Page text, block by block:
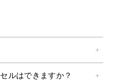
＋
ルはできますか？ ＋